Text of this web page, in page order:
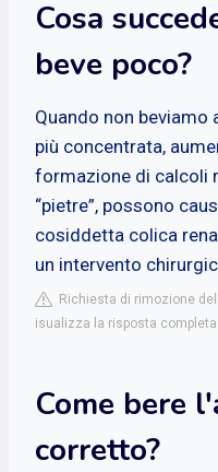
Cosa
beve poco?
Quando non beviamo
più concentrata,
formazione di calcoli
“pietre”, possono
cosiddetta colica
un intervento
Richiesta di rimozione
isualizza la risposta
Come bere
corretto?